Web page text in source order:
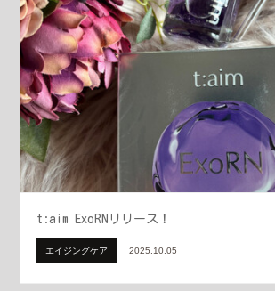
t:aim ExoRNリリース！
エイジングケア 2025.10.05